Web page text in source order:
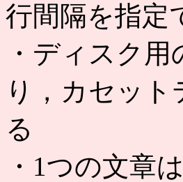
行間隔を指定
・ディスク
り，カセッ
る
・1つの文章